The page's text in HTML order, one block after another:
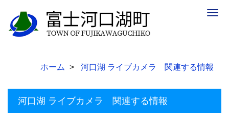
ホーム 河口湖 ライブカメラ 関連する情報
河口湖 ライブカメラ 関連する情報